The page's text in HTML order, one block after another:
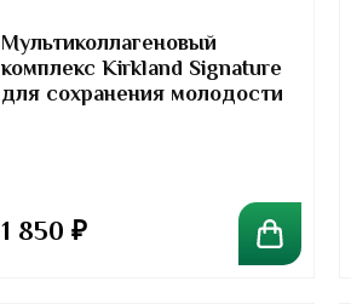
Мультиколлагеновый
комплекс Kirkland Signature
для сохранения молодости
1 850 ₽